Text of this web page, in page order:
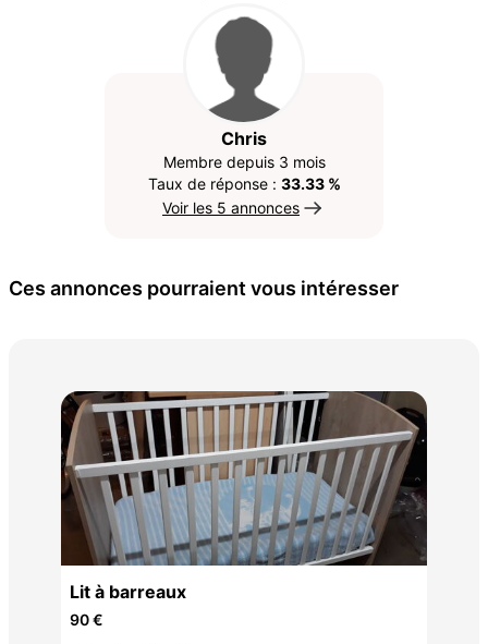
Chris
Membre depuis 3 mois
Taux de réponse : 33.33 %
Voir les 5 annonces
Ces annonces pourraient vous intéresser
Lit à barreaux
90 €